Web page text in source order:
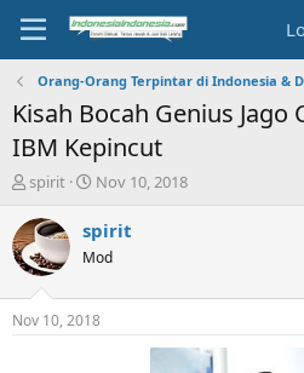
Orang-Orang Terpintar di Indonesia &
Kisah Bocah Genius Jago
IBM Kepincut
T
r
e
a
t
spirit
S
a
r
t
a
t
Nov 10, 2018
spirit
Mod
Nov 10, 2018